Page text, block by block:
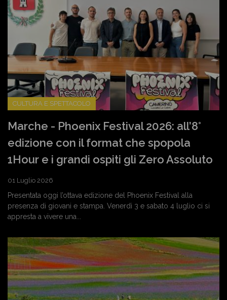
CULTURA E SPETTACOLO
Marche - Phoenix Festival 2026: all’8°
edizione con il format che spopola
1Hour e i grandi ospiti gli Zero Assoluto
01 Luglio 2026
Presentata oggi l’ottava edizione del Phoenix Festival alla
presenza di giovani e stampa. Venerdì 3 e sabato 4 luglio ci si
appresta a vivere una...